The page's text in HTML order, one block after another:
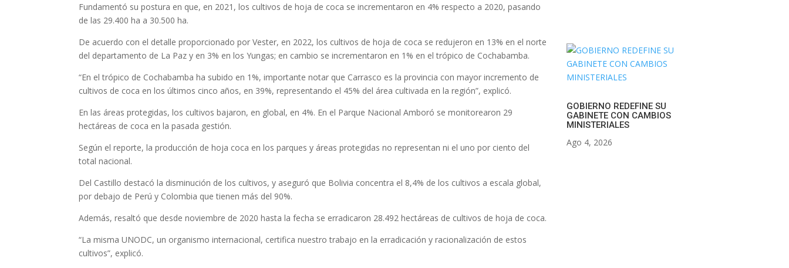
Fundamentó su postura en que, en 2021, los cultivos de hoja de coca se incrementaron en 4% respecto a 2020, pasando
de las 29.400 ha a 30.500 ha.
De acuerdo con el detalle proporcionado por Vester, en 2022, los cultivos de hoja de coca se redujeron en 13% en el norte
del departamento de La Paz y en 3% en los Yungas; en cambio se incrementaron en 1% en el trópico de Cochabamba.
“En el trópico de Cochabamba ha subido en 1%, importante notar que Carrasco es la provincia con mayor incremento de
cultivos de coca en los últimos cinco años, en 39%, representando el 45% del área cultivada en la región”, explicó.
En las áreas protegidas, los cultivos bajaron, en global, en 4%. En el Parque Nacional Amboró se monitorearon 29
hectáreas de coca en la pasada gestión.
Según el reporte, la producción de hoja coca en los parques y áreas protegidas no representan ni el uno por ciento del
total nacional.
Del Castillo destacó la disminución de los cultivos, y aseguró que Bolivia concentra el 8,4% de los cultivos a escala global,
por debajo de Perú y Colombia que tienen más del 90%.
Además, resaltó que desde noviembre de 2020 hasta la fecha se erradicaron 28.492 hectáreas de cultivos de hoja de coca.
“La misma UNODC, un organismo internacional, certifica nuestro trabajo en la erradicación y racionalización de estos
cultivos”, explicó.
GOBIERNO REDEFINE SU
GABINETE CON CAMBIOS
MINISTERIALES
Ago 4, 2026